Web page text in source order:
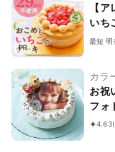
PR
【
いち
ーガ
最短 明
カラ
お祝
フォ
4.63